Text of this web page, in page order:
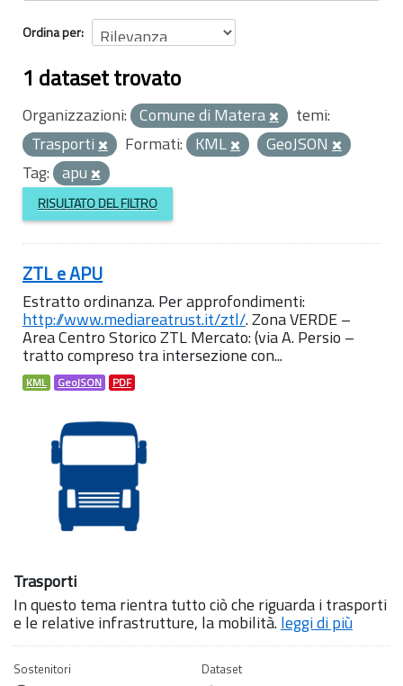
Ordina per
1 dataset trovato
Organizzazioni: Comune di Matera
temi:
Trasporti
Formati: KML
GeoJSON
Tag: apu
RISULTATO DEL FILTRO
ZTL e APU
Estratto ordinanza. Per approfondimenti:
http://www.mediareatrust.it/ztl/. Zona VERDE –
Area Centro Storico ZTL Mercato: (via A. Persio –
tratto compreso tra intersezione con...
KML GeoJSON PDF
Trasporti
In questo tema rientra tutto ciò che riguarda i trasporti
e le relative infrastrutture, la mobilità.leggi di più
Sostenitori Dataset